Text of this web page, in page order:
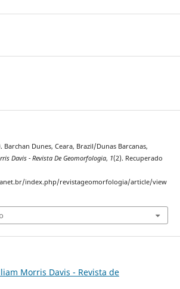
Barchan Dunes, Ceara, Brazil/Dunas Barcanas,
Davis - Revista De Geomorfologia, 1(2). Recuperado
index.php/revistageomorfologia/article/view
Morris Davis - Revista de